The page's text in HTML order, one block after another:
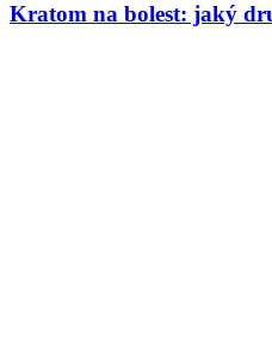
Kratom na bolest: jaký